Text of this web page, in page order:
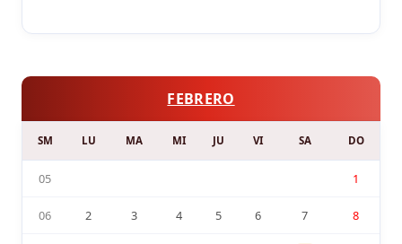
FEBRERO
SM LU MA MI JU VI SA DO
05 1
06 2 3 4 5 6 7 8